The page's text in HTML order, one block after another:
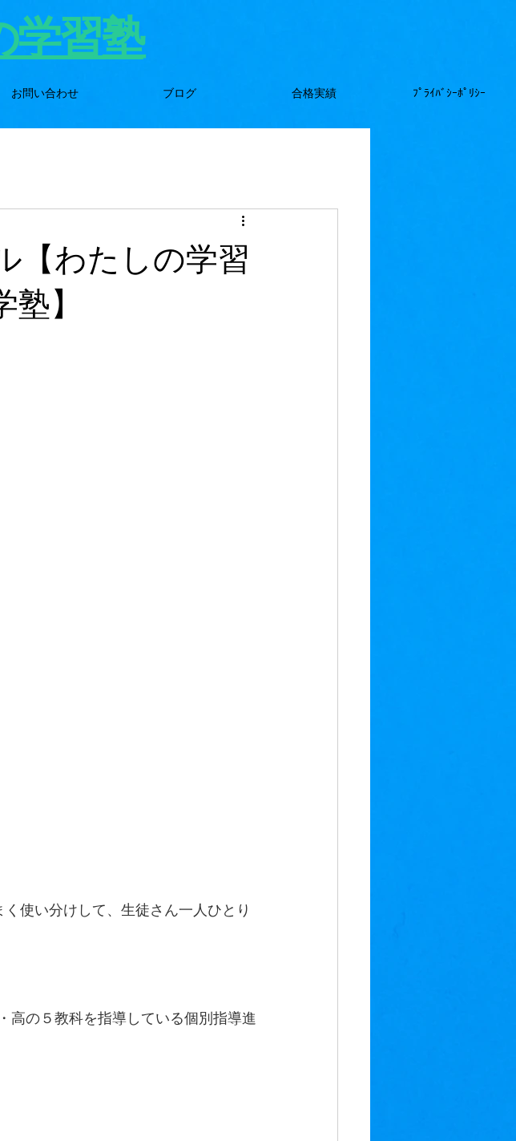
学習塾
お問い合わせ ブログ 合格実績 ﾌﾟﾗｲﾊﾞｼｰﾎﾟﾘｼｰ
【わたしの学習
】
使い分けして、生徒さん一人ひとり
高の５教科を指導している個別指導進